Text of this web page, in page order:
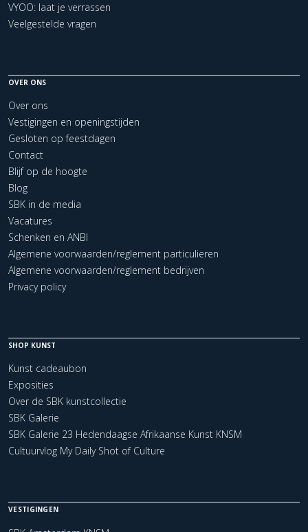
VYOO: laat je verrassen
Veelgestelde vragen
OVER ONS
Over ons
Vestigingen en openingstijden
Gesloten op feestdagen
Contact
Blijf op de hoogte
Blog
SBK in de media
Vacatures
Schenken en ANBI
Algemene voorwaarden/reglement particulieren
Algemene voorwaarden/reglement bedrijven
Privacy policy
SHOP KUNST
Kunst cadeaubon
Exposities
Over de SBK kunstcollectie
SBK Galerie
SBK Galerie 23 Hedendaagse Afrikaanse Kunst KNSM
Cultuurvlog My Daily Shot of Culture
VESTIGINGEN